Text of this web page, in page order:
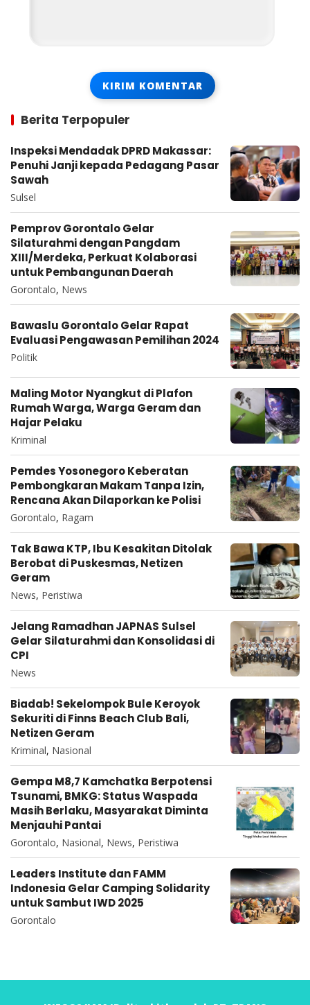
Berita Terpopuler
Inspeksi Mendadak DPRD Makassar:
Penuhi Janji kepada Pedagang Pasar
Sawah
Sulsel
Pemprov Gorontalo Gelar
Silaturahmi dengan Pangdam
XIII/Merdeka, Perkuat Kolaborasi
untuk Pembangunan Daerah
Gorontalo, News
Bawaslu Gorontalo Gelar Rapat
Evaluasi Pengawasan Pemilihan 2024
Politik
Maling Motor Nyangkut di Plafon
Rumah Warga, Warga Geram dan
Hajar Pelaku
Kriminal
Pemdes Yosonegoro Keberatan
Pembongkaran Makam Tanpa Izin,
Rencana Akan Dilaporkan ke Polisi
Gorontalo, Ragam
Tak Bawa KTP, Ibu Kesakitan Ditolak
Berobat di Puskesmas, Netizen
Geram
News, Peristiwa
Jelang Ramadhan JAPNAS Sulsel
Gelar Silaturahmi dan Konsolidasi di
CPI
News
Biadab! Sekelompok Bule Keroyok
Sekuriti di Finns Beach Club Bali,
Netizen Geram
Kriminal, Nasional
Gempa M8,7 Kamchatka Berpotensi
Tsunami, BMKG: Status Waspada
Masih Berlaku, Masyarakat Diminta
Menjauhi Pantai
Gorontalo, Nasional, News, Peristiwa
Leaders Institute dan FAMM
Indonesia Gelar Camping Solidarity
untuk Sambut IWD 2025
Gorontalo